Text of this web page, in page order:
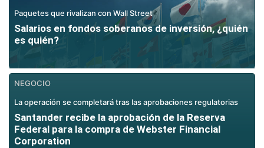
Paquetes que rivalizan con Wall Street
Salarios en fondos soberanos de inversión, ¿quién
es quién?
NEGOCIO
La operación se completará tras las aprobaciones regulatorias
Santander recibe la aprobación de la Reserva
Federal para la compra de Webster Financial
Corporation